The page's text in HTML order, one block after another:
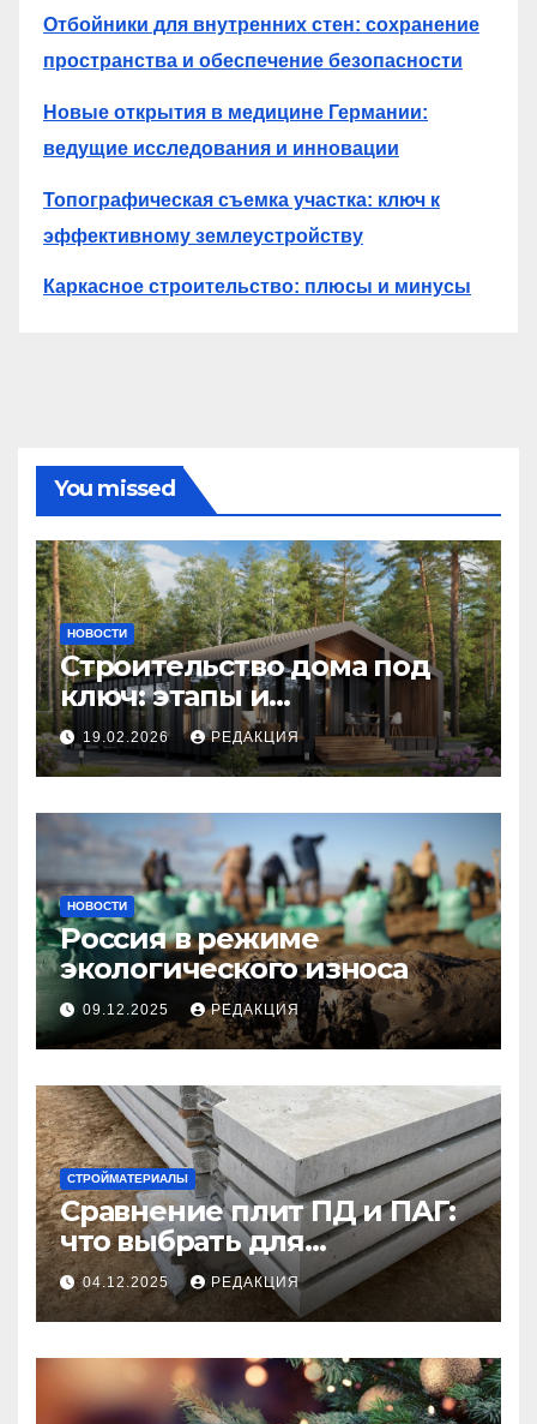
Отбойники для внутренних стен: сохранение
пространства и обеспечение безопасности
Новые открытия в медицине Германии:
ведущие исследования и инновации
Топографическая съемка участка: ключ к
эффективному землеустройству
Каркасное строительство: плюсы и минусы
You missed
НОВОСТИ
Строительство дома под
ключ: этапы и
планирование бюджета
19.02.2026 РЕДАКЦИЯ
НОВОСТИ
Россия в режиме
экологического износа
09.12.2025 РЕДАКЦИЯ
СТРОЙМАТЕРИАЛЫ
Сравнение плит ПД и ПАГ:
что выбрать для
долговечного и прочного
покрытия
04.12.2025 РЕДАКЦИЯ